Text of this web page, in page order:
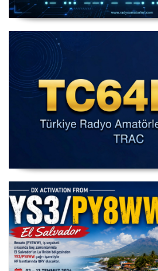
IARU HF World
IARU HF Yarışması TC64HQ